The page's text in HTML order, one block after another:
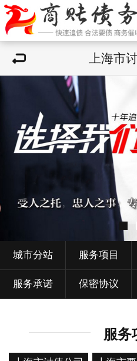
上海市
城市分站 服务项目
服务承诺 保密协议
服务